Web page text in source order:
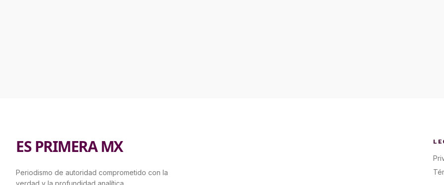
ES PRIMERA MX
Periodismo de autoridad comprometido con la
verdad y la profundidad analítica.